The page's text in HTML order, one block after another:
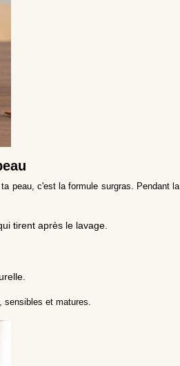
peau, c'est la formule surgras. Pendant la
tirent après le lavage.
sensibles et matures.